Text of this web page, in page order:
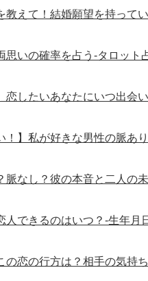
教えて！結婚願望を持って
思いの確率を占う-タロット
恋したいあなたにいつ出会
！】私が好きな男性の脈あ
脈なし？彼の本音と二人の
人できるのはいつ？-生年月
恋の行方は？相手の気持